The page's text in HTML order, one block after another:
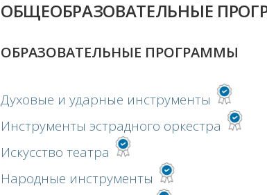
ОБЩЕОБРАЗОВАТЕЛЬНЫЕ
ОБРАЗОВАТЕЛЬНЫЕ ПРОГРАММЫ
Духовые и ударные инструменты
Инструменты эстрадного оркестра
Искусство театра
Народные инструменты